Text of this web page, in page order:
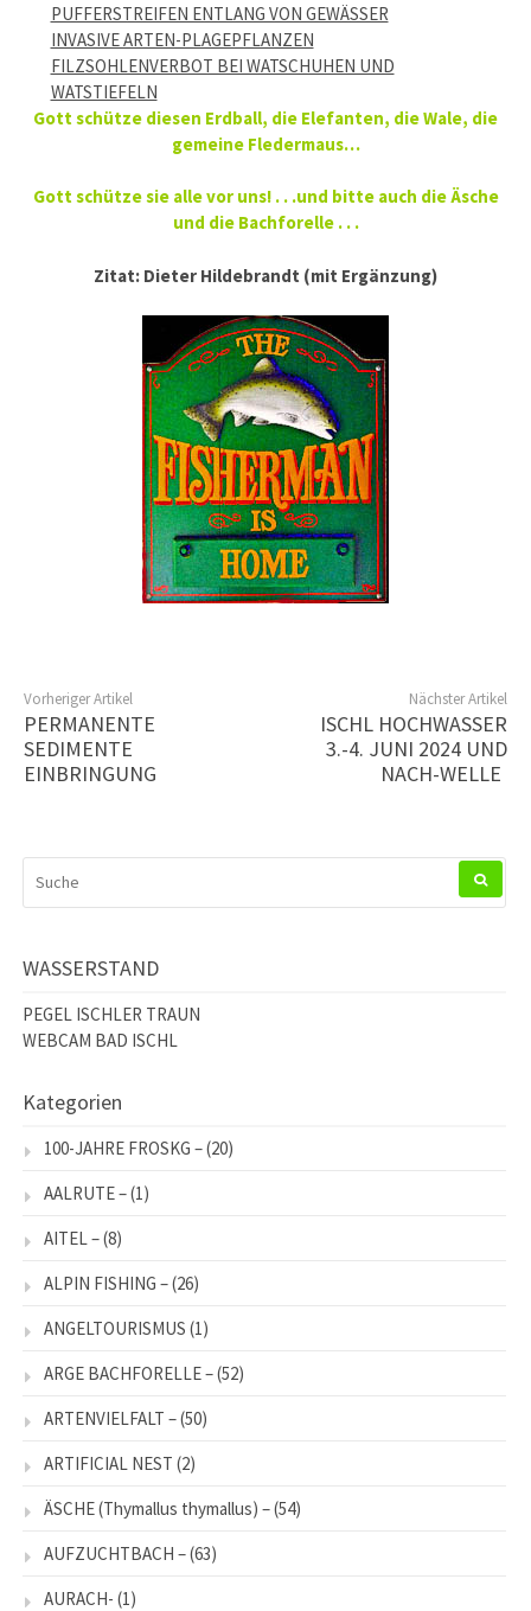
PUFFERSTREIFEN ENTLANG VON GEWÄSSER
INVASIVE ARTEN-PLAGEPFLANZEN
FILZSOHLENVERBOT BEI WATSCHUHEN UND
WATSTIEFELN
Gott schütze diesen Erdball, die Elefanten, die Wale, die
gemeine Fledermaus…
Gott schütze sie alle vor uns! . . .und bitte auch die Äsche
und die Bachforelle . . .
Zitat: Dieter Hildebrandt (mit Ergänzung)
Vorheriger Artikel
PERMANENTE
SEDIMENTE
EINBRINGUNG
Nächster Artikel
ISCHL HOCHWASSER
3.-4. JUNI 2024 UND
NACH-WELLE
NACH:
WASSERSTAND
PEGEL ISCHLER TRAUN
WEBCAM BAD ISCHL
Kategorien
100-JAHRE FROSKG –(20)
AALRUTE –(1)
AITEL –(8)
ALPIN FISHING –(26)
ANGELTOURISMUS (1)
ARGE BACHFORELLE –(52)
ARTENVIELFALT –(50)
ARTIFICIAL NEST (2)
ÄSCHE (Thymallus thymallus) –(54)
AUFZUCHTBACH –(63)
AURACH- (1)